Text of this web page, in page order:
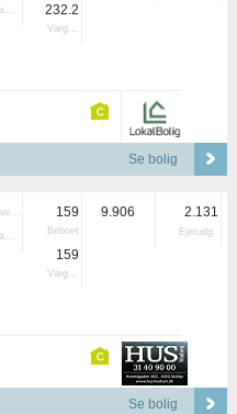
Samlet 232.2
Vægtet
Se bolig
Nuvær.
Samlet
159
Beboet
159
Vægtet
9.906 2.131
Ejerudg.
Se bolig